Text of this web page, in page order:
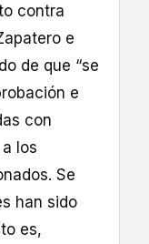
contra
e
de que “se
e
con
los
Se
han sido
es,